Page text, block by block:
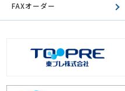
FAXオーダー